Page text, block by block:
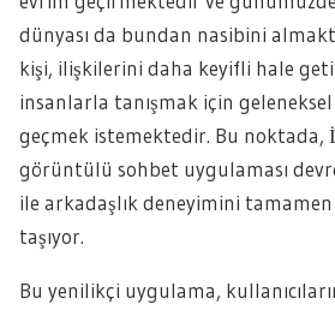
dünyası da bundan nasibini
kişi, ilişkilerini daha keyifli hale
insanlarla tanışmak için
geçmek istemektedir. Bu noktada,
görüntülü sohbet uygulaması
ile arkadaşlık deneyimini
taşıyor.
Bu yenilikçi uygulama,